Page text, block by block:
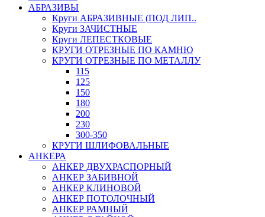
АБРАЗИВЫ
Круги АБРАЗИВНЫЕ (ПОД ЛИП..
Круги ЗАЧИСТНЫЕ
Круги ЛЕПЕСТКОВЫЕ
КРУГИ ОТРЕЗНЫЕ ПО КАМНЮ
КРУГИ ОТРЕЗНЫЕ ПО МЕТАЛЛУ
115
125
150
180
200
230
300-350
КРУГИ ШЛИФОВАЛЬНЫЕ
АНКЕРА
АНКЕР ДВУХРАСПОРНЫЙ
АНКЕР ЗАБИВНОЙ
АНКЕР КЛИНОВОЙ
АНКЕР ПОТОЛОЧНЫЙ
АНКЕР РАМНЫЙ